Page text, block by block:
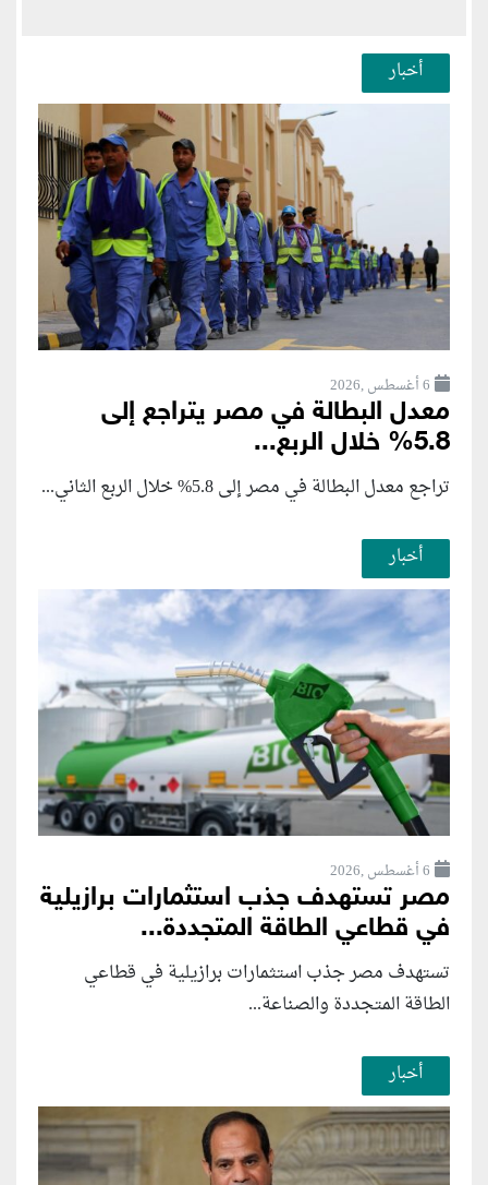
أخبار
6 أغسطس ,2026
معدل البطالة في مصر يتراجع إلى
5.8% خلال الربع...
تراجع معدل البطالة في مصر إلى 5.8% خلال الربع الثاني...
أخبار
6 أغسطس ,2026
مصر تستهدف جذب استثمارات برازيلية
في قطاعي الطاقة المتجددة...
تستهدف مصر جذب استثمارات برازيلية في قطاعي
الطاقة المتجددة والصناعة...
أخبار